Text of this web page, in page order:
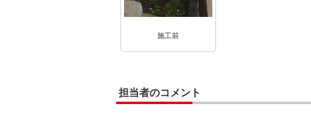
施工前
担当者のコメント